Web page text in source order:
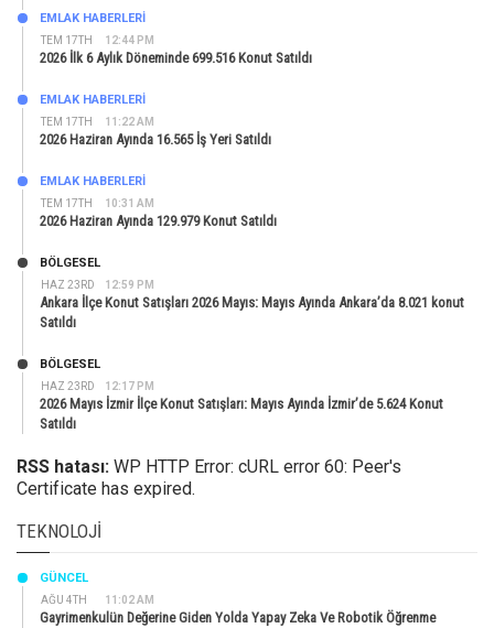
TEM 17TH 12:44 PM
EMLAK HABERLERI
2026 İlk 6 Aylık Döneminde 699.516 Konut Satıldı
TEM 17TH 11:22 AM
EMLAK HABERLERI
2026 Haziran Ayında 16.565 İş Yeri Satıldı
TEM 17TH 10:31 AM
EMLAK HABERLERI
2026 Haziran Ayında 129.979 Konut Satıldı
HAZ 23RD 12:59 PM
BÖLGESEL
Ankara İlçe Konut Satışları 2026 Mayıs: Mayıs Ayında Ankara’da 8.021 konut
Satıldı
HAZ 23RD 12:17 PM
BÖLGESEL
2026 Mayıs İzmir İlçe Konut Satışları: Mayıs Ayında İzmir’de 5.624 Konut
Satıldı
RSS hatası: WP HTTP Error: cURL error 60: Peer's
Certificate has expired.
TEKNOLOJI
AĞU 4TH 11:02 AM
GÜNCEL
Gayrimenkulün Değerine Giden Yolda Yapay Zeka Ve Robotik Öğrenme